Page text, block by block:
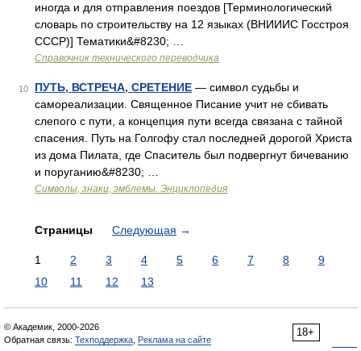
иногда и для отправления поездов [Терминологический
словарь по строительству на 12 языках (ВНИИИС Госстроя
СССР)] Тематики&#8230; …
Справочник технического переводчика
10 ПУТЬ, ВСТРЕЧА, СРЕТЕНИЕ — символ судьбы и
самореализации. Священное Писание учит не сбивать
слепого с пути, а концепция пути всегда связана с тайной
спасения. Путь на Голгофу стал последней дорогой Христа
из дома Пилата, где Спаситель был подвергнут бичеванию
и поруганию&#8230; …
Символы, знаки, эмблемы. Энциклопедия
Страницы Следующая →
1 2 3 4 5 6 7 8
9
10
11 12 13
18+
© Академик, 2000-2026
Обратная связь: Техподдержка Реклама на сайте